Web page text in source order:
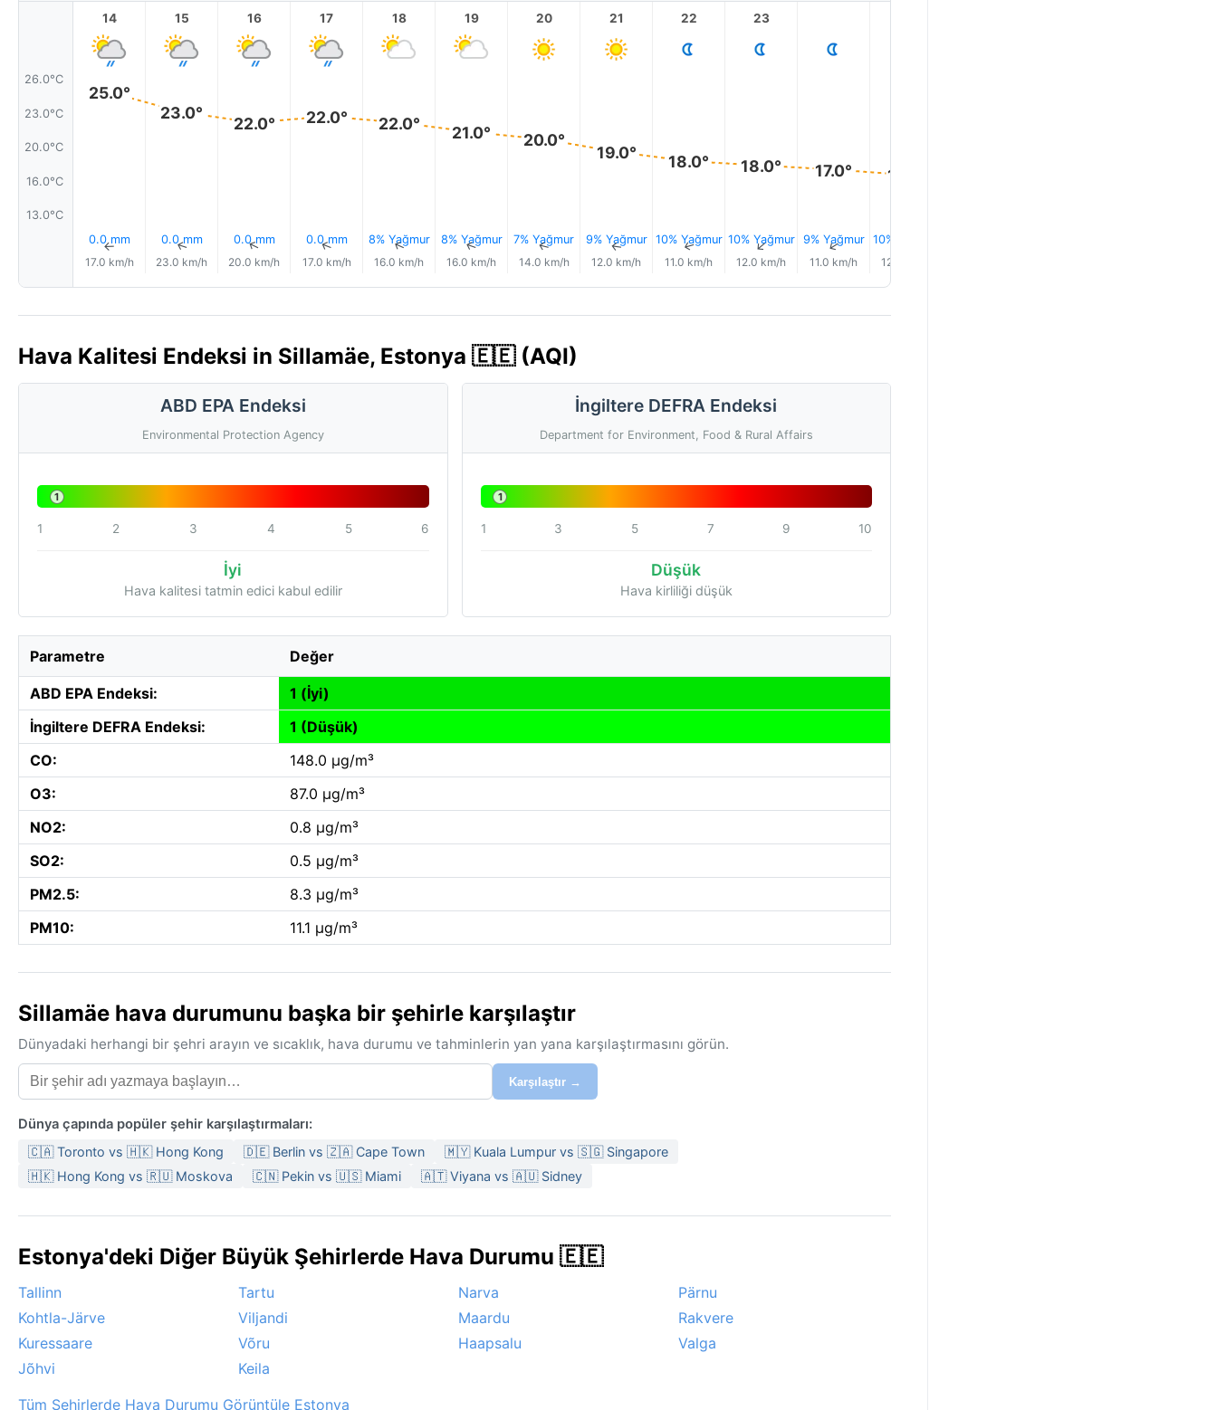
26.0°C
23.0°C
20.0°C
16.0°C
13.0°C
14
25.0°
0.0 mm
↑
17.0 km/h
15
23.0°
0.0 mm
↑
23.0 km/h
16
22.0°
0.0 mm
↑
20.0 km/h
17
22.0°
0.0 mm
↑
17.0 km/h
18
22.0°
8% Yağmur
↑
16.0 km/h
19
21.0°
8% Yağmur
↑
16.0 km/h
20
20.0°
7% Yağmur
↑
14.0 km/h
21
19.0°
9% Yağmur
↑
12.0 km/h
22
18.0°
10% Yağmur
↑
11.0 km/h
23
18.0°
10% Yağmur
↑
12.0 km/h
17.0°
9% Yağmur
↑
11.0 km/h
17.0°
10% Yağmur
12.0 km/h
Hava Kalitesi Endeksi in Sillamäe, Estonya 🇪🇪 (AQI)
ABD EPA Endeksi
Environmental Protection Agency
1
1 2 3 4 5 6
İyi
Hava kalitesi tatmin edici kabul edilir
İngiltere DEFRA Endeksi
Department for Environment, Food & Rural Affairs
1
1 3 5 7 9 10
Düşük
Hava kirliliği düşük
Parametre Değer
ABD EPA Endeksi:
1 (İyi)
İngiltere DEFRA Endeksi:
1 (Düşük)
CO:
148.0 µg/m³
O3:
87.0 µg/m³
NO2:
0.8 µg/m³
SO2:
0.5 µg/m³
PM2.5:
8.3 µg/m³
PM10:
11.1 µg/m³
Sillamäe hava durumunu başka bir şehirle karşılaştır
Dünyadaki herhangi bir şehri arayın ve sıcaklık, hava durumu ve tahminlerin yan yana karşılaştırmasını görün.
Karşılaştır →
Dünya çapında popüler şehir karşılaştırmaları:
🇨🇦 Toronto vs 🇭🇰 Hong Kong 🇩🇪 Berlin vs 🇿🇦 Cape Town
🇲🇾 Kuala Lumpur vs 🇸🇬 Singapore
🇭🇰 Hong Kong vs 🇷🇺 Moskova
🇨🇳 Pekin vs 🇺🇸 Miami 🇦🇹 Viyana vs 🇦🇺 Sidney
Estonya'deki Diğer Büyük Şehirlerde Hava Durumu 🇪🇪
Tallinn Tartu Narva
Pärnu
Kohtla-Järve
Viljandi Maardu
Rakvere
Kuressaare
Võru Haapsalu
Valga
Jõhvi
Keila
Tüm Şehirlerde Hava Durumu Görüntüle Estonya